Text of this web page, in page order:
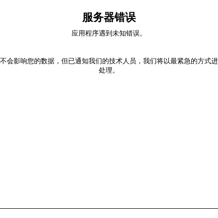
服务器错误
应用程序遇到未知错误。
会影响您的数据，但已通知我们的技术人员，我们将以最紧急的方式
处理。